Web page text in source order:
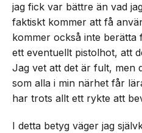
jag fick var bättre än vad
faktiskt kommer att få
kommer också inte
ett eventuellt pistolhot, att
Jag vet att det är fult, men
som alla i min närhet får
har trots allt ett rykte att
I detta betyg väger jag